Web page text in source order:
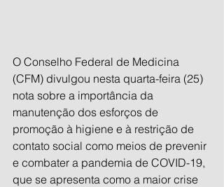
O Conselho Federal de Medicina
(CFM) divulgou nesta quarta-feira (25)
nota sobre a importância da
manutenção dos esforços de
promoção à higiene e à restrição de
contato social como meios de prevenir
e combater a pandemia de COVID-19,
que se apresenta como a maior crise